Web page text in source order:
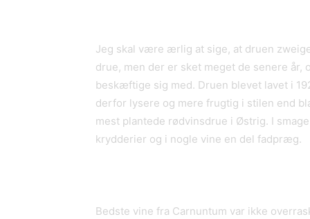
Jeg skal være ærlig at sige, at druen
drue, men der er sket meget de senere
beskæftige sig med. Druen blevet lavet i
derfor lysere og mere frugtig i stilen end
mest plantede rødvinsdrue i Østrig. I
krydderier og i nogle vine en del fadpræg.
Bedste vine fra Carnuntum var ikke